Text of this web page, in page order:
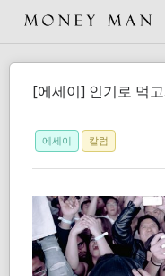
[에세이] 인기로 먹
에세이 칼럼